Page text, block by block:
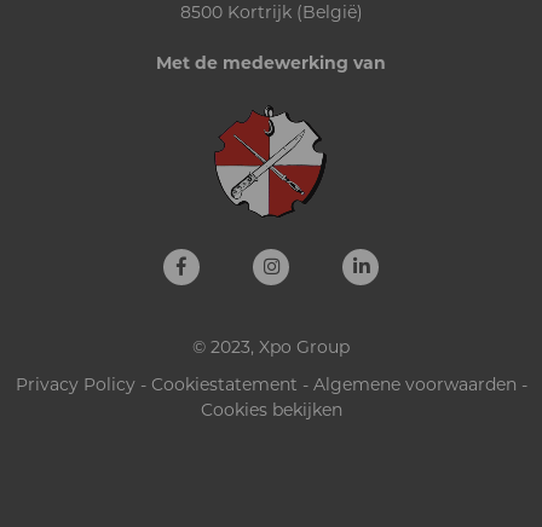
8500 Kortrijk (België)
Met de medewerking van
© 2023, Xpo Group
Privacy Policy- Cookiestatement - Algemene voorwaarden -
Cookies bekijken